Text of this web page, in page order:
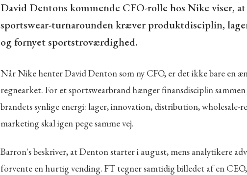
David Dentons kommende CFO-rolle hos Nike viser, at
sportswear-turnarounden kræver produktdisciplin,
og fornyet sportstroværdighed.
Når Nike henter David Denton som ny CFO, er det ikke bare en
regnearket. For et sportswearbrand hænger finansdisciplin
brandets synlige energi: lager, innovation, distribution, wholesale-
marketing skal igen pege samme vej.
Barron's beskriver, at Denton starter i august, mens analytikere
forvente en hurtig vending. FT tegner samtidig billedet af en